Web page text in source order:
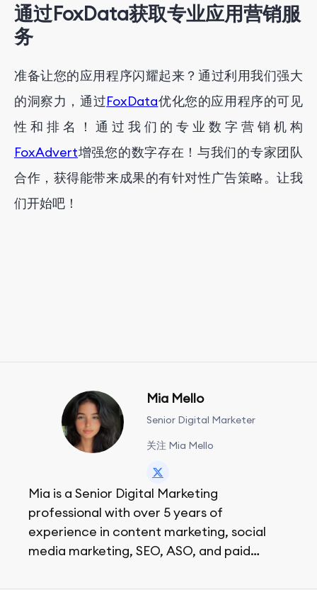
通过FoxData获取专业应用营销服
务
准备让您的应用程序闪耀起来？通过利用我们强大
的洞察力，通过FoxData优化您的应用程序的可见
性和排名！通过我们的专业数字营销机构
FoxAdvert增强您的数字存在！与我们的专家团队
合作，获得能带来成果的有针对性广告策略。让我
们开始吧！
Mia Mello
Senior Digital Marketer
关注 Mia Mello
Mia is a Senior Digital Marketing
professional with over 5 years of
experience in content marketing, social
media marketing, SEO, ASO, and paid